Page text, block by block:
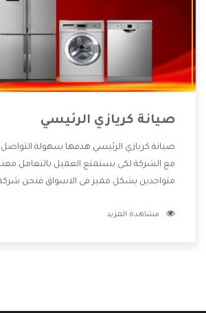
صيانة كريازي الرئيسي
صيانة كريازي الرئيسي هدفها سهولة التواصل
مع الشركة لكى يستمتع العميل بالتعامل
متواجدين بشكل مميز فى الاسواق فنحن
الشركة بها والتى تكون منها خدمة الصيانة
مشاهدة المزيد